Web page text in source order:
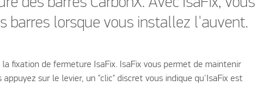
barres lorsque vous installez l'auvent.
fixation de fermeture IsaFix. IsaFix vous permet de maintenir
sur le levier, un "clic" discret vous indique qu'IsaFix est